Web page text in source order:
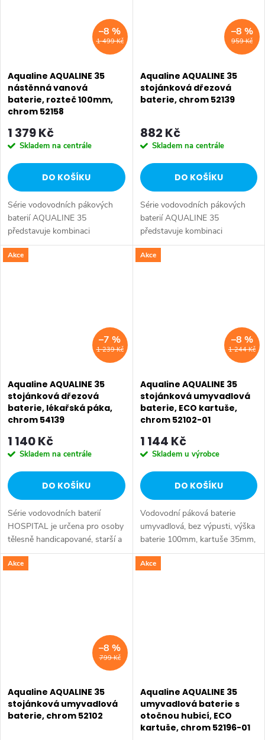
1 499 Kč
–8 %
Aqualine AQUALINE 35
nástěnná vanová
baterie, rozteč 100mm,
chrom 52158
1 379 Kč
Skladem na centrále
DO KOŠÍKU
Série vodovodních pákových
baterií AQUALINE 35
představuje kombinaci
tradičního jednoduchého
designu a kvality provedení za
959 Kč
–8 %
Aqualine AQUALINE 35
stojánková dřezová
baterie, chrom 52139
882 Kč
Skladem na centrále
DO KOŠÍKU
Série vodovodních pákových
baterií AQUALINE 35
představuje kombinaci
tradičního jednoduchého
designu a kvality provedení za
Akce
1 239 Kč
–7 %
Aqualine AQUALINE 35
stojánková dřezová
baterie, lékařská páka,
chrom 54139
1 140 Kč
Skladem na centrále
DO KOŠÍKU
Série vodovodních baterií
HOSPITAL je určena pro osoby
tělesně handicapované, starší a
s omezenou pohyblivostí, které
potřebují speciálně upravené
Akce
1 244 Kč
–8 %
Aqualine AQUALINE 35
stojánková umyvadlová
baterie, ECO kartuše,
chrom 52102-01
1 144 Kč
Skladem u výrobce
DO KOŠÍKU
Vodovodní páková baterie
umyvadlová, bez výpusti, výška
baterie 100mm, kartuše 35mm,
vč. přívodních flexibilních hadic.
Akce
799 Kč
–8 %
Aqualine AQUALINE 35
stojánková umyvadlová
baterie, chrom 52102
Akce
Aqualine AQUALINE 35
umyvadlová baterie s
otočnou hubicí, ECO
kartuše, chrom 52196-01